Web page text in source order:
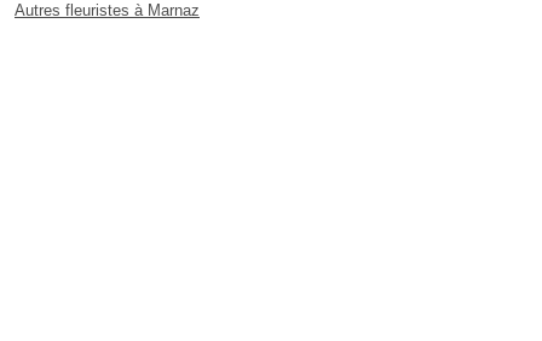
Autres fleuristes à Marnaz